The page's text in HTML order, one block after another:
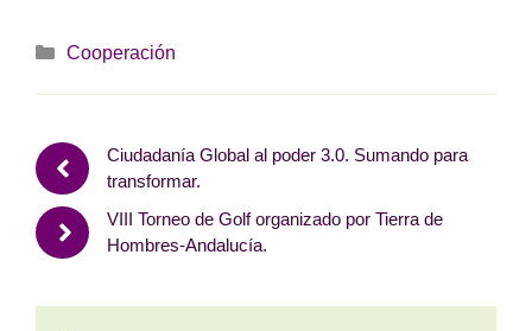
Categorías
Cooperación
Ciudadanía Global al poder 3.0. Sumando para
transformar.
VIII Torneo de Golf organizado por Tierra de
Hombres-Andalucía.